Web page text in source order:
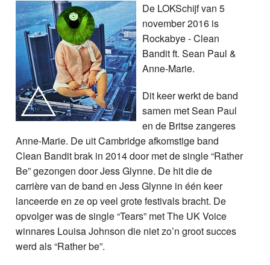
De LOKSchijf van 5
november 2016 is
Rockabye - Clean
Bandit ft. Sean Paul &
Anne-Marie.
Dit keer werkt de band
samen met Sean Paul
en de Britse zangeres
Anne-Marie. De uit Cambridge afkomstige band
Clean Bandit brak in 2014 door met de single “Rather
Be” gezongen door Jess Glynne. De hit die de
carrière van de band en Jess Glynne in één keer
lanceerde en ze op veel grote festivals bracht. De
opvolger was de single “Tears” met The UK Voice
winnares Louisa Johnson die niet zo’n groot succes
werd als “Rather be”.